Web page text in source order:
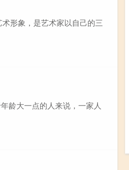
形象，是艺术家以自己的三
龄大一点的人来说，一家人